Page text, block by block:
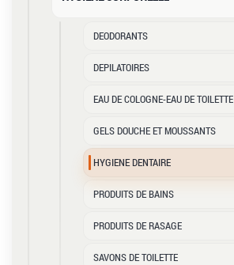
DEODORANTS
DEPILATOIRES
EAU DE COLOGNE-EAU DE TOILETTE
GELS DOUCHE ET MOUSSANTS
HYGIENE DENTAIRE
PRODUITS DE BAINS
PRODUITS DE RASAGE
SAVONS DE TOILETTE